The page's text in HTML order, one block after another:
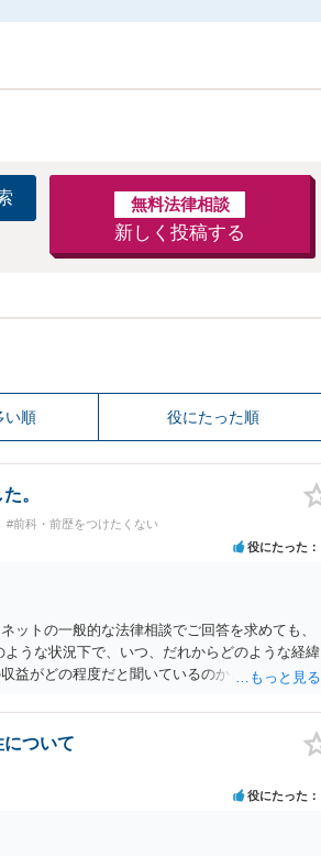
無料法律相談
新しく投稿する
い順 役にたった順
。
#前科・前歴をつけたくない
役にたった
ットの一般的な法律相談でご回答を求めても、
うな状況下で、いつ、だれからどのような経緯
益がどの程度だと聞いているのかということに
て取り調べ内容を録音することは必須だと考え
ついて
役にたった